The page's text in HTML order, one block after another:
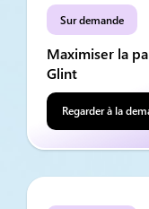
Sur demande
Maximiser la
Glint
Regarder à la